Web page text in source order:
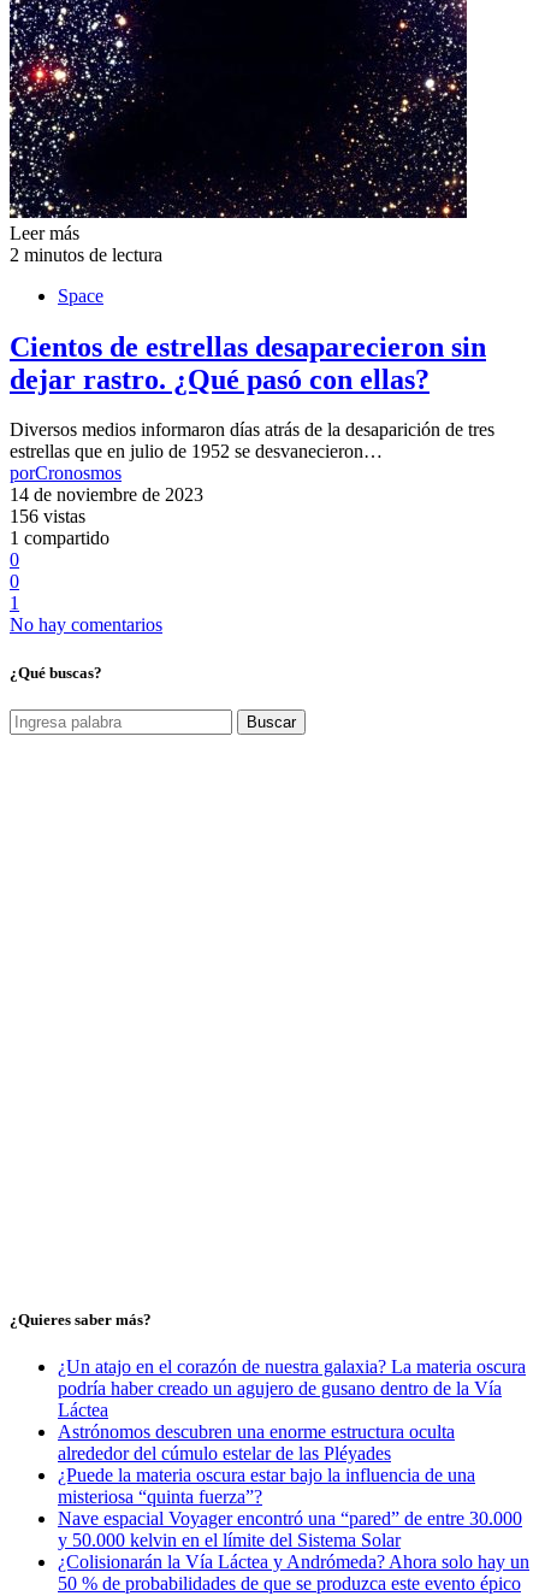
Leer más
2 minutos de lectura
Space
Cientos de estrellas desaparecieron sin
dejar rastro. ¿Qué pasó con ellas?
Diversos medios informaron días atrás de la desaparición de tres
estrellas que en julio de 1952 se desvanecieron…
porCronosmos
14 de noviembre de 2023
156 vistas
1 compartido
0
0
1
No hay comentarios
¿Qué buscas?
Buscar
¿Quieres saber más?
¿Un atajo en el corazón de nuestra galaxia? La materia oscura
podría haber creado un agujero de gusano dentro de la Vía
Láctea
Astrónomos descubren una enorme estructura oculta
alrededor del cúmulo estelar de las Pléyades
¿Puede la materia oscura estar bajo la influencia de una
misteriosa “quinta fuerza”?
Nave espacial Voyager encontró una “pared” de entre 30.000
y 50.000 kelvin en el límite del Sistema Solar
¿Colisionarán la Vía Láctea y Andrómeda? Ahora solo hay un
50 % de probabilidades de que se produzca este evento épico